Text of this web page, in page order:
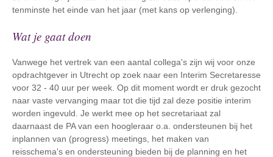
tenminste het einde van het jaar (met kans op verlenging).
Wat je gaat doen
Vanwege het vertrek van een aantal collega's zijn wij voor onze
opdrachtgever in Utrecht op zoek naar een Interim Secretaresse
voor 32 - 40 uur per week. Op dit moment wordt er druk gezocht
naar vaste vervanging maar tot die tijd zal deze positie interim
worden ingevuld. Je werkt mee op het secretariaat zal
daarnaast de PA van een hoogleraar o.a. ondersteunen bij het
inplannen van (progress) meetings, het maken van
reisschema's en ondersteuning bieden bij de planning en het